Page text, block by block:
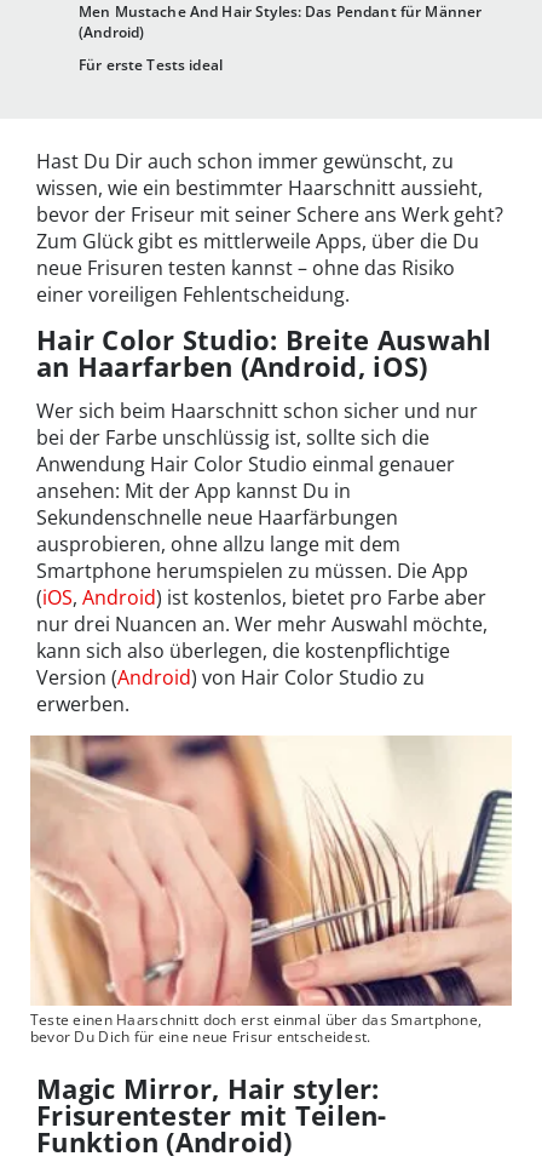
Men Mustache And Hair Styles: Das Pendant für Männer
(Android)
Für erste Tests ideal
Hast Du Dir auch schon immer gewünscht, zu
wissen, wie ein bestimmter Haarschnitt aussieht,
bevor der Friseur mit seiner Schere ans Werk geht?
Zum Glück gibt es mittlerweile Apps, über die Du
neue Frisuren testen kannst – ohne das Risiko
einer voreiligen Fehlentscheidung.
Hair Color Studio: Breite Auswahl
an Haarfarben (Android, iOS)
Wer sich beim Haarschnitt schon sicher und nur
bei der Farbe unschlüssig ist, sollte sich die
Anwendung Hair Color Studio einmal genauer
ansehen: Mit der App kannst Du in
Sekundenschnelle neue Haarfärbungen
ausprobieren, ohne allzu lange mit dem
Smartphone herumspielen zu müssen. Die App
(iOS, Android) ist kostenlos, bietet pro Farbe aber
nur drei Nuancen an. Wer mehr Auswahl möchte,
kann sich also überlegen, die kostenpflichtige
Version (Android) von Hair Color Studio zu
erwerben.
Teste einen Haarschnitt doch erst einmal über das Smartphone,
bevor Du Dich für eine neue Frisur entscheidest.
Magic Mirror, Hair styler:
Frisurentester mit Teilen-
Funktion (Android)